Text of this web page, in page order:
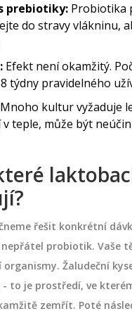
prebiotiky: Probiotika
do stravy vlákninu,
Efekt není okamžitý.
týdny pravidelného
Mnoho kultur vyžaduje
teple, může být
řešit konkrétní
probiotik. Vaše
Žaludeční
- to je prostředí, ve
zemřít. Poté